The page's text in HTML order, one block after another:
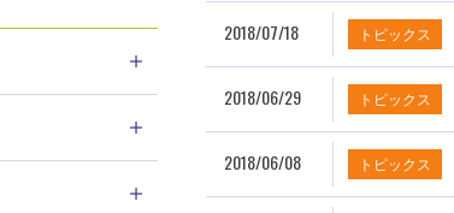
2018/07/18 トピックス
2018/06/29 トピックス
2018/06/08 トピックス